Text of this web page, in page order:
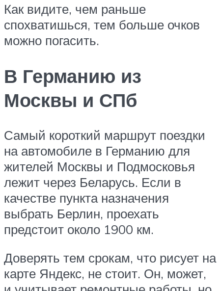
Как видите, чем раньше
спохватишься, тем больше очков
можно погасить.
В Германию из
Москвы и СПб
Самый короткий маршрут поездки
на автомобиле в Германию для
жителей Москвы и Подмосковья
лежит через Беларусь. Если в
качестве пункта назначения
выбрать Берлин, проехать
предстоит около 1900 км.
Доверять тем срокам, что рисует на
карте Яндекс, не стоит. Он, может,